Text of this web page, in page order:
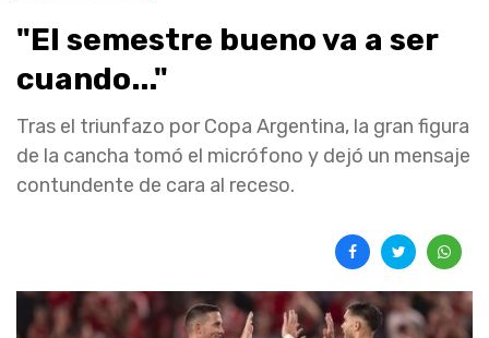
"El semestre bueno va a ser
cuando..."
Tras el triunfazo por Copa Argentina, la gran figura
de la cancha tomó el micrófono y dejó un mensaje
contundente de cara al receso.